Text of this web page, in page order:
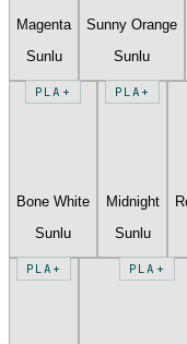
Magenta
Sunlu
Sunny Orange
Sunlu
PLA+
Bone White
Sunlu
PLA+
Midnight
Sunlu
PLA+ PLA+